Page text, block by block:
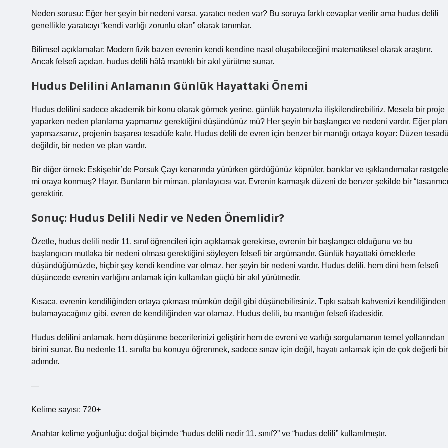
Neden sorusu: Eğer her şeyin bir nedeni varsa, yaratıcı neden var? Bu soruya farklı cevaplar verilir ama hudus delili
genellikle yaratıcıyı “kendi varlığı zorunlu olan” olarak tanımlar.
Bilimsel açıklamalar: Modern fizik bazen evrenin kendi kendine nasıl oluşabileceğini matematiksel olarak araştırır.
Ancak felsefi açıdan, hudus delili hâlâ mantıklı bir akıl yürütme sunar.
Hudus Delilini Anlamanın Günlük Hayattaki Önemi
Hudus delilini sadece akademik bir konu olarak görmek yerine, günlük hayatımızla ilişkilendirebiliriz. Mesela bir proje
yaparken neden planlama yapmamız gerektiğini düşündünüz mü? Her şeyin bir başlangıcı ve nedeni vardır. Eğer plan
yapmazsanız, projenin başarısı tesadüfe kalır. Hudus delili de evren için benzer bir mantığı ortaya koyar: Düzen
değildir, bir neden ve plan vardır.
Bir diğer örnek: Eskişehir’de Porsuk Çayı kenarında yürürken gördüğünüz köprüler, banklar ve ışıklandırmalar rastgele
mi oraya konmuş? Hayır. Bunların bir mimarı, planlayıcısı var. Evrenin karmaşık düzeni de benzer şekilde bir
gerektirir.
Sonuç: Hudus Delili Nedir ve Neden Önemlidir?
Özetle, hudus delili nedir 11. sınıf öğrencileri için açıklamak gerekirse, evrenin bir başlangıcı olduğunu ve bu
başlangıcın mutlaka bir nedeni olması gerektiğini söyleyen felsefi bir argümandır. Günlük hayattaki örneklerle
düşündüğümüzde, hiçbir şey kendi kendine var olmaz, her şeyin bir nedeni vardır. Hudus delili, hem dini hem felsefi
düşüncede evrenin varlığını anlamak için kullanılan güçlü bir akıl yürütmedir.
Kısaca, evrenin kendiliğinden ortaya çıkması mümkün değil gibi düşünebilirsiniz. Tıpkı sabah kahvenizi kendiliğinden
bulamayacağınız gibi, evren de kendiliğinden var olamaz. Hudus delili, bu mantığın felsefi ifadesidir.
Hudus delilini anlamak, hem düşünme becerilerinizi geliştirir hem de evreni ve varlığı sorgulamanın temel yollarından
birini sunar. Bu nedenle 11. sınıfta bu konuyu öğrenmek, sadece sınav için değil, hayatı anlamak için de çok değerli bir
adımdır.
—
Kelime sayısı: 720+
Anahtar kelime yoğunluğu: doğal biçimde “hudus delili nedir 11. sınıf?” ve “hudus delili” kullanılmıştır.